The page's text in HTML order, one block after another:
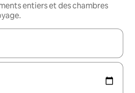
entiers et des chambres
utilisez les flèches vers le